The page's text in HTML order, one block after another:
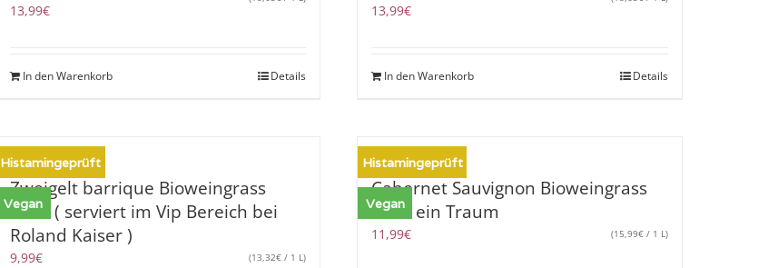
13,99€
In den Warenkorb Details
13,99€
In den Warenkorb Details
Histamingeprüft
Vegan
Zweigelt barrique Bioweingrass
2021 ( serviert im Vip Bereich bei
Roland Kaiser )
9,99€ (13,32€ / 1 L)
Histamingeprüft
Vegan
Cabernet Sauvignon Bioweingrass
2020 ein Traum
11,99€ (15,99€/ 1 L)